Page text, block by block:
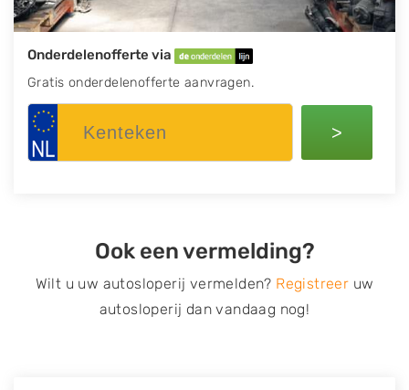
Onderdelenofferte via
Gratis onderdelenofferte aanvragen.
>
Ook een vermelding?
Wilt u uw autosloperij vermelden? Registreer uw
autosloperij dan vandaag nog!